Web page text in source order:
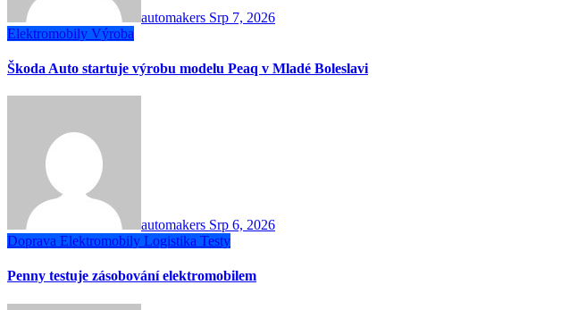
automakers Srp 7, 2026
Elektromobily Výroba
Škoda Auto startuje výrobu modelu Peaq v Mladé Boleslavi
automakers Srp 6, 2026
Doprava Elektromobily Logistika Testy
Penny testuje zásobování elektromobilem